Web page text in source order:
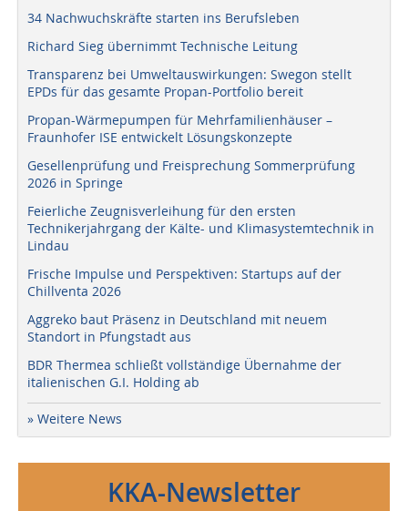
34 Nachwuchskräfte starten ins Berufsleben
Richard Sieg übernimmt Technische Leitung
Transparenz bei Umweltauswirkungen: Swegon stellt
EPDs für das gesamte Propan-Portfolio bereit
Propan-Wärmepumpen für Mehrfamilienhäuser –
Fraunhofer ISE entwickelt Lösungskonzepte
Gesellenprüfung und Freisprechung Sommerprüfung
2026 in Springe
Feierliche Zeugnisverleihung für den ersten
Technikerjahrgang der Kälte- und Klimasystemtechnik in
Lindau
Frische Impulse und Perspektiven: Startups auf der
Chillventa 2026
Aggreko baut Präsenz in Deutschland mit neuem
Standort in Pfungstadt aus
BDR Thermea schließt vollständige Übernahme der
italienischen G.I. Holding ab
» Weitere News
KKA-Newsletter